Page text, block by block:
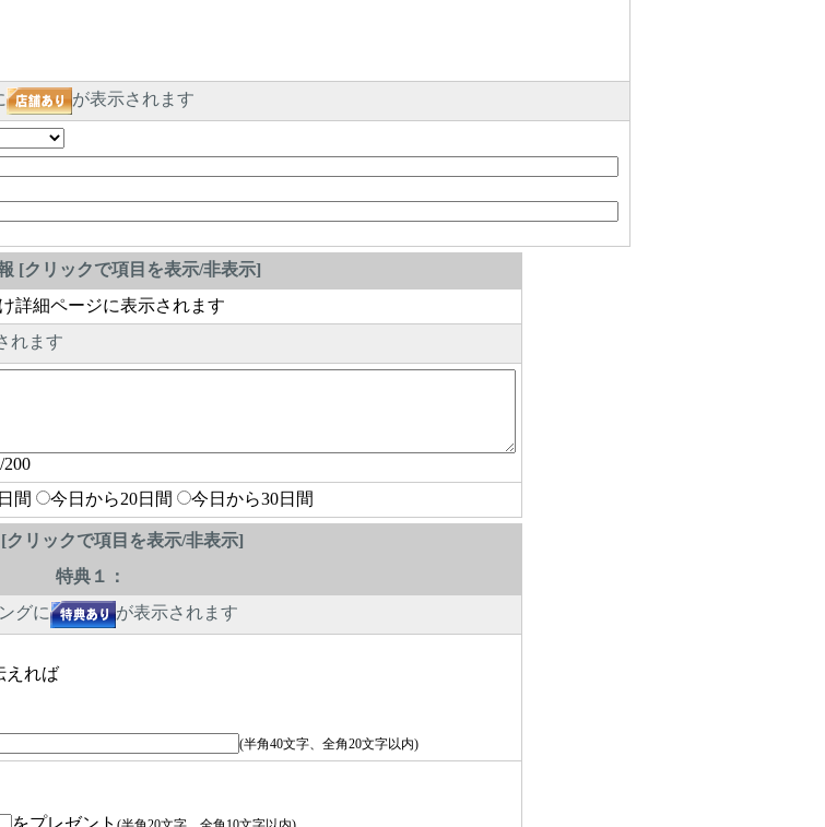
が表示されます
[クリックで項目を表示/非表示]
詳細ページに表示されます
れます
/200
間 今日から20日間 今日から30日間
クリックで項目を表示/非表示]
特典１：
グに
が表示されます
えれば
(半角40文字、全角20文字以内)
をプレゼント